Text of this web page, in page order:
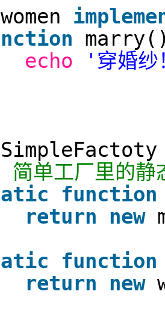
women
echo
'穿婚
单工厂里的静
function
return new
function
return new